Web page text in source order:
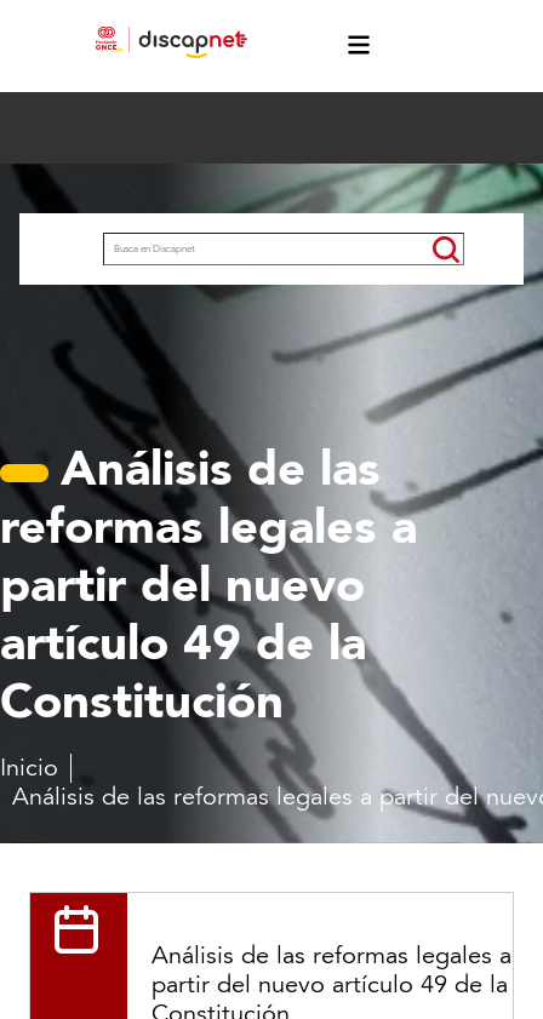
Análisis de las
reformas legales a
partir del nuevo
artículo 49 de la
Constitución
Inicio
Análisis de las reformas legales a partir del
Análisis de las reformas legales a
partir del nuevo artículo 49 de la